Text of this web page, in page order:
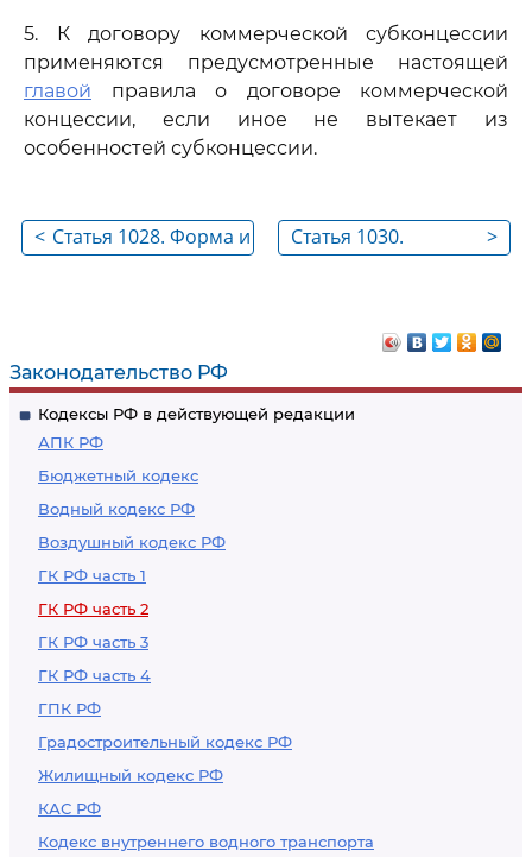
Законодательство РФ
Кодексы РФ в действующей редакции
АПК РФ
Бюджетный кодекс
Водный кодекс РФ
Воздушный кодекс РФ
ГК РФ часть 1
ГК РФ часть 2
ГК РФ часть 3
ГК РФ часть 4
ГПК РФ
Градостроительный кодекс РФ
Жилищный кодекс РФ
КАС РФ
Кодекс внутреннего водного транспорта
5. К договору коммерческой субконцессии
применяются предусмотренные настоящей
главой правила о договоре коммерческой
концессии, если иное не вытекает из
особенностей субконцессии.
< Статья 1028. Форма и
>
Статья 1030.
коммерческой
концессии